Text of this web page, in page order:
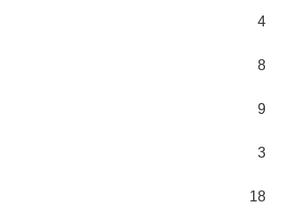
4
8
9
3
18